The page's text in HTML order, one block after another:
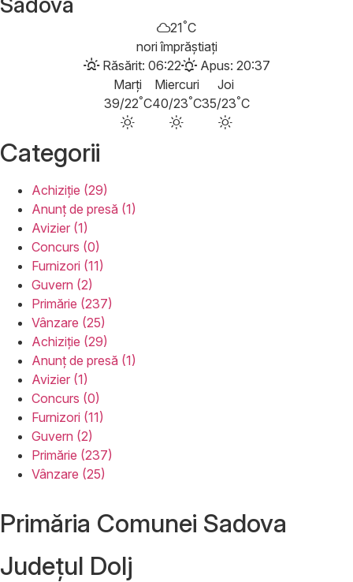
21°C
nori împrăștiați
Răsărit: 06:22
Apus: 20:37
Marți
39/22°C
Miercuri
40/23°C
Joi
35/23°C
Categorii
Achiziție (29)
Anunț de presă (1)
Avizier (1)
Concurs (0)
Furnizori (11)
Guvern (2)
Primărie (237)
Vânzare (25)
Achiziție (29)
Anunț de presă (1)
Avizier (1)
Concurs (0)
Furnizori (11)
Guvern (2)
Primărie (237)
Vânzare (25)
Primăria Comunei Sadova
Județul Dolj